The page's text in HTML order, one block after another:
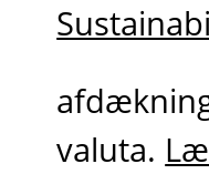
valuta.